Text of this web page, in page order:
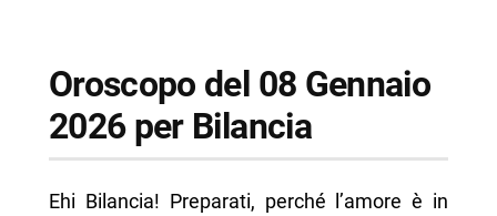
Oroscopo del 08 Gennaio
2026 per Bilancia
Ehi Bilancia! Preparati, perché l’amore è in